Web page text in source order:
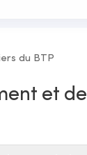
du BTP
et de